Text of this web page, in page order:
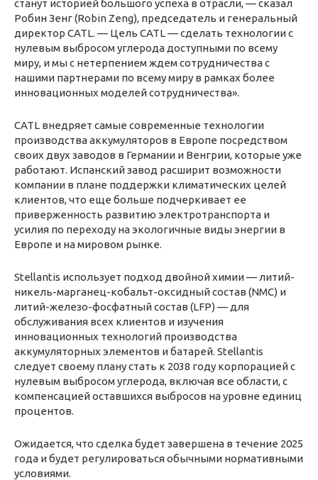
станут историей большого успеха в отрасли, — сказал
Робин Зенг (Robin Zeng), председатель и генеральный
директор CATL. — Цель CATL — сделать технологии с
нулевым выбросом углерода доступными по всему
миру, и мы с нетерпением ждем сотрудничества с
нашими партнерами по всему миру в рамках более
инновационных моделей сотрудничества».
CATL внедряет самые современные технологии
производства аккумуляторов в Европе посредством
своих двух заводов в Германии и Венгрии, которые уже
работают. Испанский завод расширит возможности
компании в плане поддержки климатических целей
клиентов, что еще больше подчеркивает ее
приверженность развитию электротранспорта и
усилия по переходу на экологичные виды энергии в
Европе и на мировом рынке.
Stellantis использует подход двойной химии — литий-
никель-марганец-кобальт-оксидный состав (NMC) и
литий-железо-фосфатный состав (LFP) — для
обслуживания всех клиентов и изучения
инновационных технологий производства
аккумуляторных элементов и батарей. Stellantis
следует своему плану стать к 2038 году корпорацией с
нулевым выбросом углерода, включая все области, с
компенсацией оставшихся выбросов на уровне единиц
процентов.
Ожидается, что сделка будет завершена в течение 2025
года и будет регулироваться обычными нормативными
условиями.